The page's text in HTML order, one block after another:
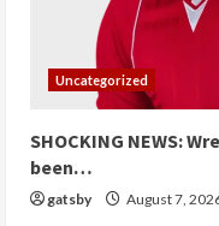
Uncategorized
SHOCKING NEWS:
been…
gatsby August 7,